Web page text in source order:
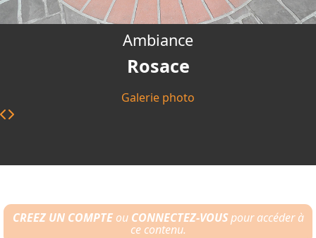
Ambiance
Rosace
Galerie photo
CREEZ UN COMPTEouCONNECTEZ-VOUSpour accéder à
ce contenu.